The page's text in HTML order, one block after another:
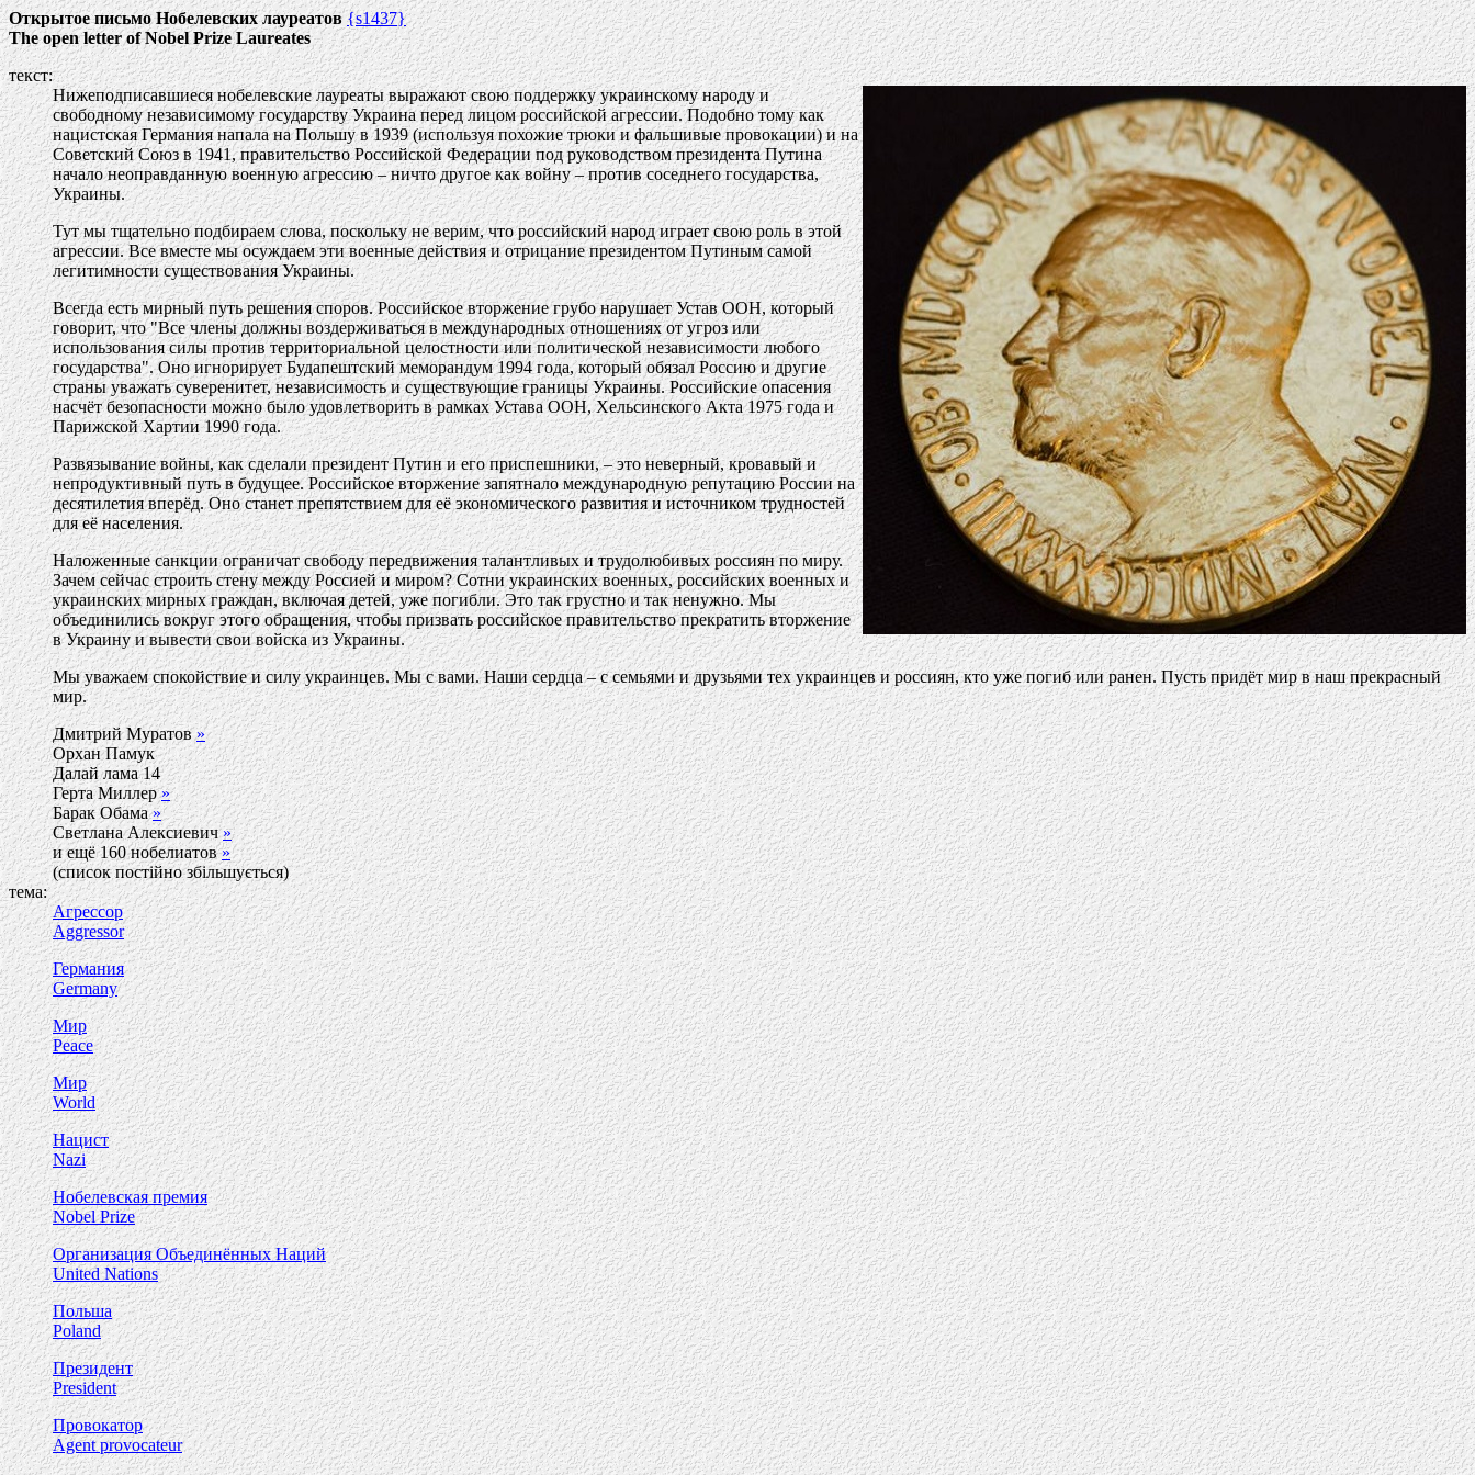
Открытое письмо Нобелевских лауреатов {s1437}
The open letter of Nobel Prize Laureates
текст:
Нижеподписавшиеся нобелевские лауреаты выражают свою поддержку украинскому народу и
свободному независимому государству Украина перед лицом российской агрессии. Подобно тому как
нацистская Германия напала на Польшу в 1939 (используя похожие трюки и фальшивые провокации) и на
Советский Союз в 1941, правительство Российской Федерации под руководством президента Путина
начало неоправданную военную агрессию – ничто другое как войну – против соседнего государства,
Украины.
Тут мы тщательно подбираем слова, поскольку не верим, что российский народ играет свою роль в этой
агрессии. Все вместе мы осуждаем эти военные действия и отрицание президентом Путиным самой
легитимности существования Украины.
Всегда есть мирный путь решения споров. Российское вторжение грубо нарушает Устав ООН, который
говорит, что "Все члены должны воздерживаться в международных отношениях от угроз или
использования силы против территориальной целостности или политической независимости любого
государства". Оно игнорирует Будапештский меморандум 1994 года, который обязал Россию и другие
страны уважать суверенитет, независимость и существующие границы Украины. Российские опасения
насчёт безопасности можно было удовлетворить в рамках Устава ООН, Хельсинского Акта 1975 года и
Парижской Хартии 1990 года.
Развязывание войны, как сделали президент Путин и его приспешники, – это неверный, кровавый и
непродуктивный путь в будущее. Российское вторжение запятнало международную репутацию России на
десятилетия вперёд. Оно станет препятствием для её экономического развития и источником трудностей
для её населения.
Наложенные санкции ограничат свободу передвижения талантливых и трудолюбивых россиян по миру.
Зачем сейчас строить стену между Россией и миром? Сотни украинских военных, российских военных и
украинских мирных граждан, включая детей, уже погибли. Это так грустно и так ненужно. Мы
объединились вокруг этого обращения, чтобы призвать российское правительство прекратить вторжение
в Украину и вывести свои войска из Украины.
Мы уважаем спокойствие и силу украинцев. Мы с вами. Наши сердца – с семьями и друзьями тех украинцев и россиян, кто уже погиб или ранен. Пусть придёт мир в наш прекрасный
мир.
Дмитрий Муратов»
Орхан Памук
Далай лама 14
Герта Миллер»
Барак Обама»
Светлана Алексиевич»
и ещё 160 нобелиатов»
(список постійно збільшується)
тема:
Агрессор
Aggressor
Германия
Germany
Мир
Peace
Мир
World
Нацист
Nazi
Нобелевская премия
Nobel Prize
Организация Объединённых Наций
United Nations
Польша
Poland
Президент
President
Провокатор
Agent provocateur